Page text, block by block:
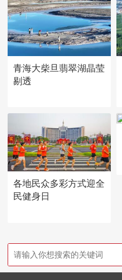
青海大柴旦翡翠湖晶莹
剔透
各地民众多彩方式迎全
民健身日